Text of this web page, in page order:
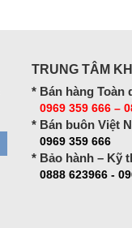
TRUNG TÂM
* Bán hàng Toàn
0969 359 666 –
* Bán buôn Việt
0969 359 666
* Bảo hành – Kỹ
0888 623966 -